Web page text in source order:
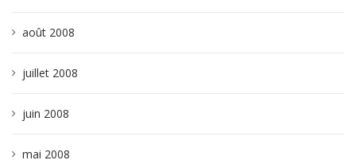
août 2008
juillet 2008
juin 2008
mai 2008